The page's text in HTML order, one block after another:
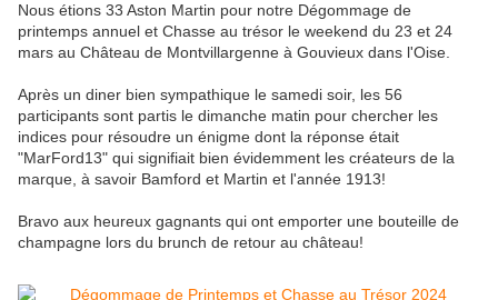
Nous étions 33 Aston Martin pour notre Dégommage de
printemps annuel et Chasse au trésor le weekend du 23 et 24
mars au Château de Montvillargenne à Gouvieux dans l'Oise.
Après un diner bien sympathique le samedi soir, les 56
participants sont partis le dimanche matin pour chercher les
indices pour résoudre un énigme dont la réponse était
"MarFord13" qui signifiait bien évidemment les créateurs de la
marque, à savoir Bamford et Martin et l'année 1913!
Bravo aux heureux gagnants qui ont emporter une bouteille de
champagne lors du brunch de retour au château!